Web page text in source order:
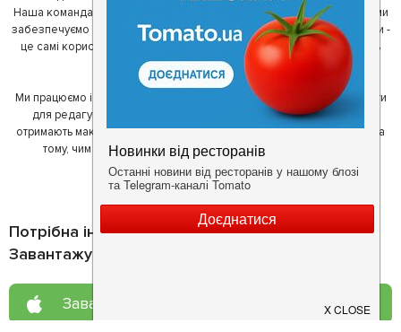
Наша команда регулярно зв'язується з ресторанами - таким чином ми
забезпечуємо актуальність інформації. Друга частина нашої команди -
це самі користувачі, які діляться своїми враженнями і допомагають
один одному у виборі кращих місць.
Ми працюємо і з ресторанами. Для них ми надаємо зручні інструменти
для редагування інформації про себе - в результаті відвідувачі
отримають максимум інформації, а ресторан зможе зосередитися на
тому, чим він любить займатися більше всього - смачній їжі.
Потрібна інформація про заклад?
Завантажуйте додаток!
Завантажте у